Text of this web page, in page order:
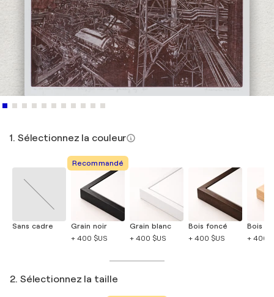
1. Sélectionnez la couleur
Sans cadre
Recommandé
Grain noir
+ 400 $US
Grain blanc
+ 400 $US
Bois foncé
+ 400 $US
Bois
+ 400
2. Sélectionnez la taille